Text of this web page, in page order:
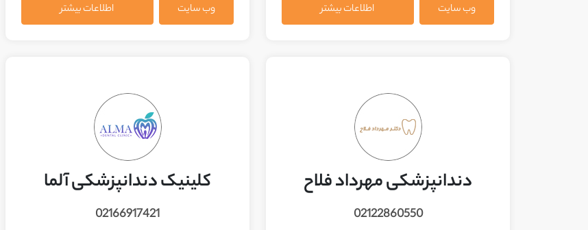
وب سایت اطلاعات بیشتر وب سایت اطلاعات بیشتر
دندانپزشکی مهرداد فلاح
02122860550
کلینیک دندانپزشکی آلما
02166917421